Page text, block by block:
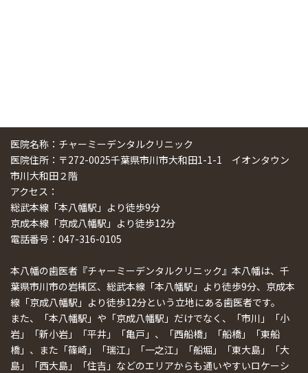
医院名称：チャーミーデンタルクリニック
医院住所：〒272-0025千葉県市川市大和田1-1-1 イオンタウン
市川大和田２階
アクセス：
総武本線「本八幡駅」より徒歩9分
京成本線「京成八幡駅」より徒歩12分
電話番号：047-316-0105
本八幡の歯医者『チャーミーデンタルクリニック』本八幡は、千
葉県市川市の岩槻区、総武本線「本八幡駅」より徒歩9分、京成本
線「京成八幡駅」より徒歩12分という立地にある歯医者です。
また、「本八幡駅」や「京成八幡駅」だけでなく、「市川」「小
岩」「新小岩」「平井」「亀戸」、「西船橋」「船橋」「東船
橋」、また「篠崎」「瑞江」「一之江」「船堀」「東大島」「大
島」「西大島」「住吉」などのエリアからも通いやすいロケーシ